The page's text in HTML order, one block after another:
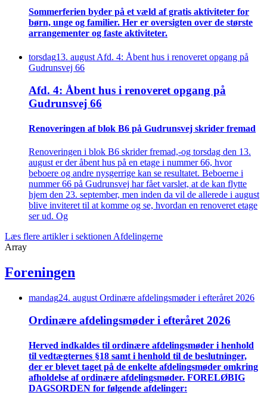
Sommer­ferien byder på et væld af gratis aktiviteter for
børn, unge og familier. Her er oversigten over de største
arrangementer og faste aktiviteter.
torsdag13. august Afd. 4: Åbent hus i renoveret opgang på
Gudrunsvej 66
Afd. 4: Åbent hus i renoveret opgang på
Gudrunsvej 66
Renove­ringen af blok B6 på Gudrunsvej skrider fremad
Renoveringen i blok B6 skrider fremad,-og torsdag den 13.
august er der åbent hus på en etage i nummer 66, hvor
beboere og andre nysgerrige kan se resultatet. Beboerne i
nummer 66 på Gudrunsvej har fået varslet, at de kan flytte
hjem den 23. september, men inden da vil de allerede i august
blive inviteret til at komme og se, hvordan en renoveret etage
ser ud. Og
Læs flere artikler i sektionen Afdelingerne
Array
Foreningen
mandag24. august Ordinære afdelings­møder i efteråret 2026
Ordinære afdelings­møder i efteråret 2026
Herved indkaldes til ordinære afdelings­møder i henhold
til vedtægternes §18 samt i henhold til de beslutninger,
der er blevet taget på de enkelte afdelings­møder omkring
afholdelse af ordinære afdelings­møder. FORELØBIG
DAGSORDEN for følgende afdelinger: